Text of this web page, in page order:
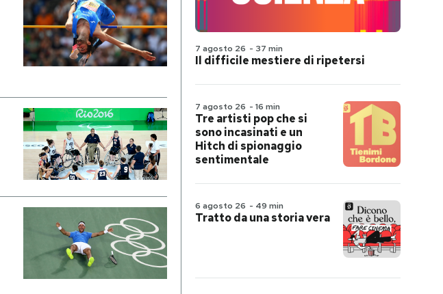
7 agosto 26 - 37 min
Il difficile mestiere di ripetersi
7 agosto 26 - 16 min
Tre artisti pop che si
sono incasinati e un
Hitch di spionaggio
sentimentale
6 agosto 26 - 49 min
Tratto da una storia vera